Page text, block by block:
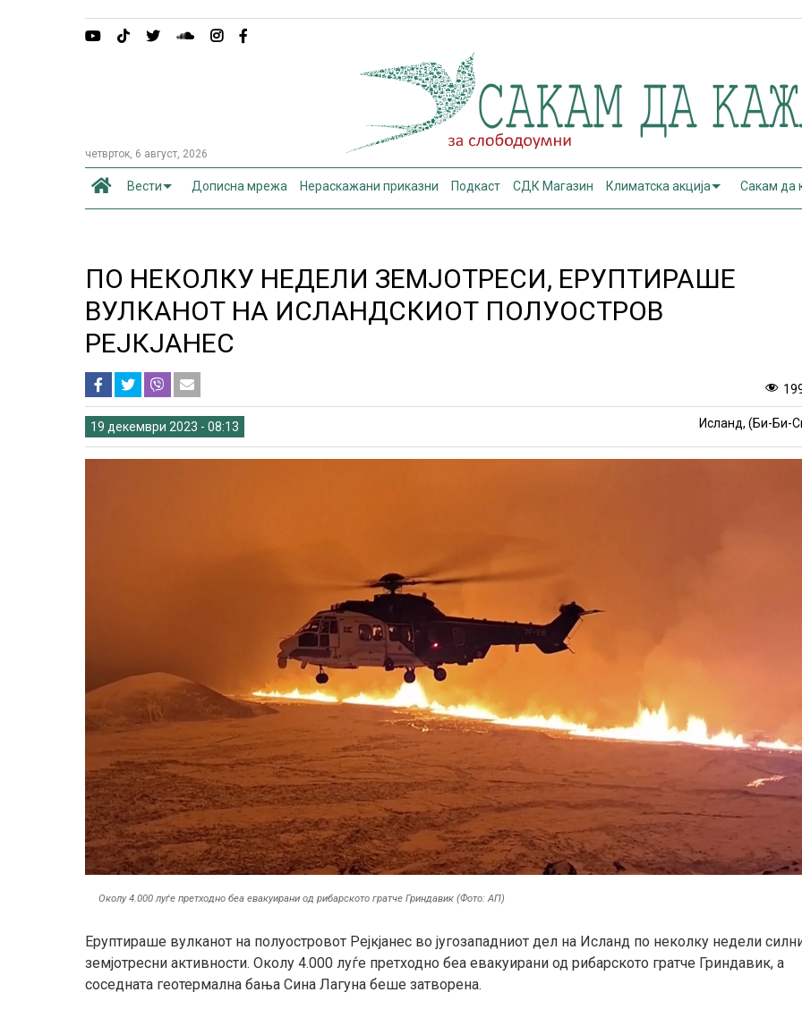
четврток, 6 август, 2026
Вести Дописна мрежа Нераскажани приказни Подкаст СДК Магазин Климатска акција Сакам да
ПО НЕКОЛКУ НЕДЕЛИ ЗЕМЈОТРЕСИ, ЕРУПТИРАШЕ
ВУЛКАНОТ НА ИСЛАНДСКИОТ ПОЛУОСТРОВ
РЕЈКЈАНЕС
19 декември 2023 - 08:13 Исланд, (Би-Би-
Околу 4.000 луѓе претходно беа евакуирани од рибарското гратче Гриндавик (Фото: АП)
Еруптираше вулканот на полуостровот Рејкјанес во југозападниот дел на Исланд по неколку недели
земјотресни активности. Околу 4.000 луѓе претходно беа евакуирани од рибарското гратче Гриндавик, а
соседната геотермална бања Сина Лагуна беше затворена.